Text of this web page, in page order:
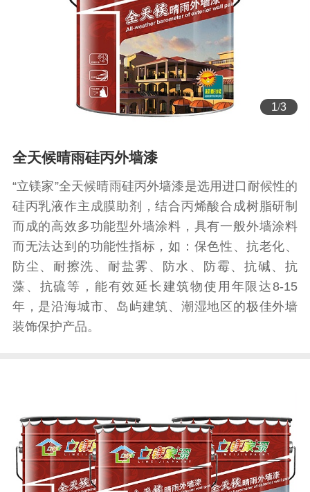
2/3
全天候晴雨硅丙外墙漆
“立镁家”全天候晴雨硅丙外墙漆是选用进口耐候性的
硅丙乳液作主成膜助剂，结合丙烯酸合成树脂研制
而成的高效多功能型外墙涂料，具有一般外墙涂料
而无法达到的功能性指标，如：保色性、抗老化、
防尘、耐擦洗、耐盐雾、防水、防霉、抗碱、抗
藻、抗硫等，能有效延长建筑物使用年限达8-15
年，是沿海城市、岛屿建筑、潮湿地区的极佳外墙
装饰保护产品。